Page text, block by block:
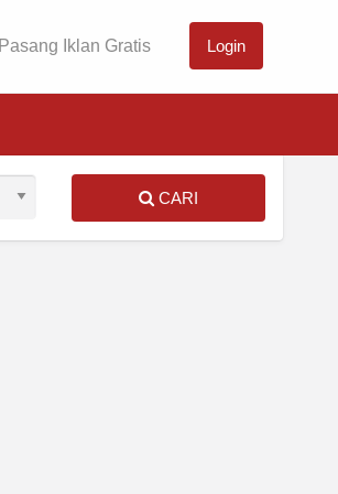
Pasang Iklan Gratis Login
CARI